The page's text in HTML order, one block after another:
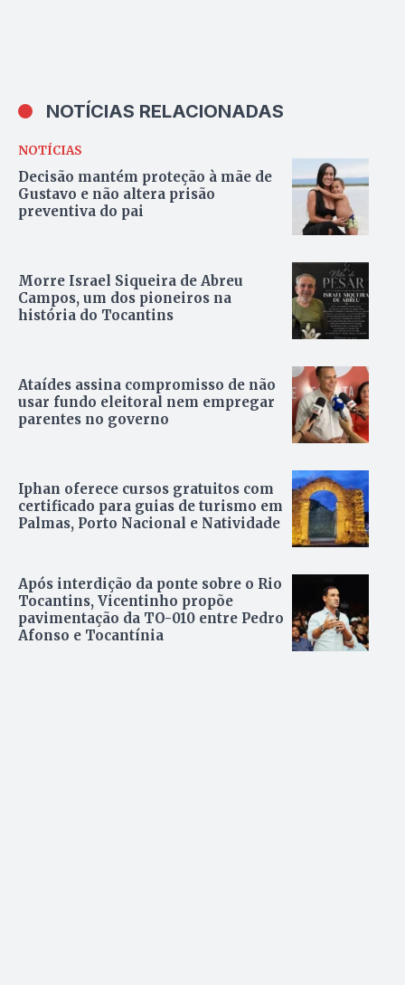
NOTÍCIAS RELACIONADAS
NOTÍCIAS
Decisão mantém proteção à mãe de
Gustavo e não altera prisão
preventiva do pai
Morre Israel Siqueira de Abreu
Campos, um dos pioneiros na
história do Tocantins
Ataídes assina compromisso de não
usar fundo eleitoral nem empregar
parentes no governo
Iphan oferece cursos gratuitos com
certificado para guias de turismo em
Palmas, Porto Nacional e Natividade
Após interdição da ponte sobre o Rio
Tocantins, Vicentinho propõe
pavimentação da TO-010 entre Pedro
Afonso e Tocantínia